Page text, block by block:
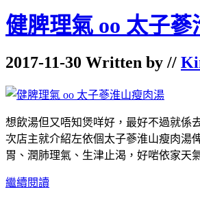
健脾理氣 oo 太子
2017-11-30 Written by //
想飲湯但又唔知煲咩好，最好不過就係
次店主就介紹左依個太子蔘淮山瘦肉湯
胃、潤肺理氣、生津止渴，好啱依家天
繼續閱讀